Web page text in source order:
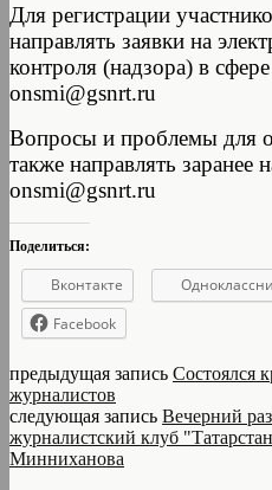
Для регистрации
направлять заявки на
контроля (надзора) в
onsmi@gsnrt.ru
Вопросы и проблемы для
также направлять заранее
onsmi@gsnrt.ru
Поделиться:
Вконтакте
Facebook
предыдущая запись Состоялся
журналистов
следующая запись Вечерний
журналистский клуб
Минниханова